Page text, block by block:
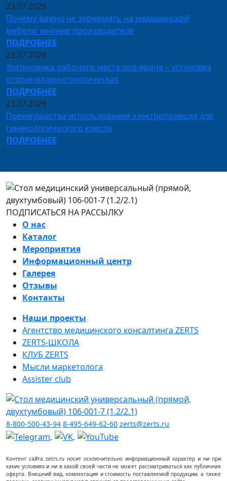
23.07.2026
Почему важно не экономить на медицинской
мебели: мнение производителя
ПОДРОБНЕЕ
23.07.2026
Эргономика рабочего места лор-врача – установка
оториноларингологическая
ПОДРОБНЕЕ
23.07.2026
Преимущества использования электропривода для
гинекологического кресла
ПОДРОБНЕЕ
ПОДПИСАТЬСЯ НА РАССЫЛКУ
О нас
Каталог
Мероприятия
Информационный центр
Галерея
Отзывы
Контакты
Наши проекты
Агентство медицинского консалтинга ZERTS
ZERTS-ШКОЛА
КЛУБ ZERTS
Мысли маркетолога
Assister club
8-800-500-43-94 8-495-649-62-60 zerts@zerts.ru
Контент сайта zetrs.ru носит осключительно информационный характер и ни при
каких условиях и ни в какой своей части не может рассматриваться как публичная
оферта. Внешний вид, комлектация и стоимость поставляемой продукции, а также